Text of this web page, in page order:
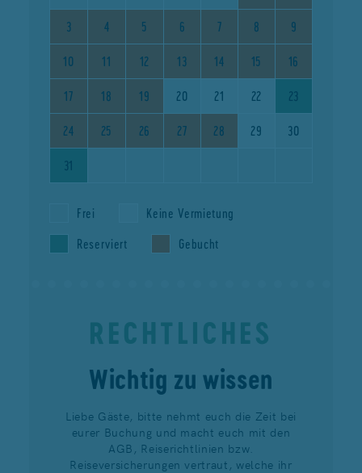
3 4 5 6 7 8 9
10 11 12 13 14 15 16
17 18 19 20 21 22 23
24 25 26 27 28 29 30
31
Frei
Keine Vermietung
Reserviert
Gebucht
RECHTLICHES
Wichtig zu wissen
Liebe Gäste, bitte nehmt euch die Zeit bei
eurer Buchung und macht euch mit den
AGB, Reiserichtlinien bzw.
Reiseversicherungen vertraut, welche ihr